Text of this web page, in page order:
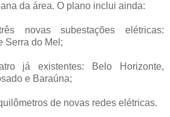
da área. O plano inclui ainda:
novas subestações elétricas:
Serra do Mel;
já existentes: Belo Horizonte,
e Baraúna;
de novas redes elétricas.